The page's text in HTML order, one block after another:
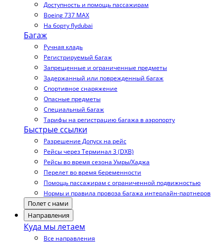
Доступность и помощь пассажирам
Boeing 737 MAX
На борту flydubai
Багаж
Ручная кладь
Регистрируемый багаж
Запрещенные и ограниченные предметы
Задержанный или поврежденный багаж
Спортивное снаряжение
Опасные предметы
Специальный багаж
Тарифы на регистрацию багажа в аэропорту
Быстрые ссылки
Разрешение Допуск на рейс
Рейсы через Терминал 3 (DXB)
Рейсы во время сезона Умры/Хаджа
Перелет во время беременности
Помощь пассажирам с ограниченной подвижностью
Нормы и правила провоза багажа интерлайн-партнеров
Полет с нами
Направления
Куда мы летаем
Все направления